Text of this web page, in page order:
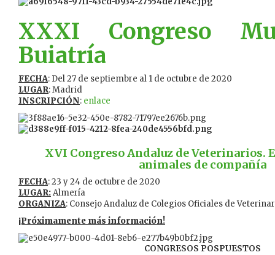
XXXI Congreso
Buiatría
FECHA: Del 27 de septiembre al 1 de octubre de 2020
LUGAR: Madrid
INSCRIPCIÓN: enlace
XVI Congreso Andaluz de Veterinarios.
animales de compañía
FECHA: 23 y 24 de octubre de 2020
LUGAR:Almería
ORGANIZA: Consejo Andaluz de Colegios Oficiales de
¡Próximamente más información!
CONGRESOS POSPUESTOS